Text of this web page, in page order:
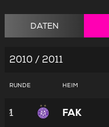
DATEN
2010 / 2011
RUNDE HEIM
1 FAK